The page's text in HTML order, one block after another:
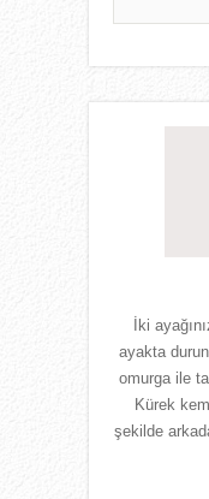
İki
ayakta
omurga ile
Kürek
şekilde